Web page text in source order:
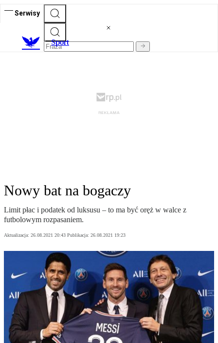
Serwisy
Sport
Nowy bat na bogaczy
Limit płac i podatek od luksusu – to ma być oręż w walce z
futbolowym rozpasaniem.
Aktualizacja: 26.08.2021 20:43 Publikacja: 26.08.2021 19:23